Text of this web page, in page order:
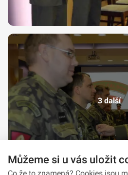
3 další
Můžeme si u vás uložit